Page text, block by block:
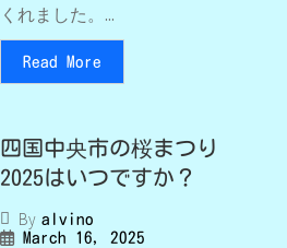
くれました。...
Read More
四国中央市の桜まつり
2025はいつですか？
By alvino
March 16, 2025